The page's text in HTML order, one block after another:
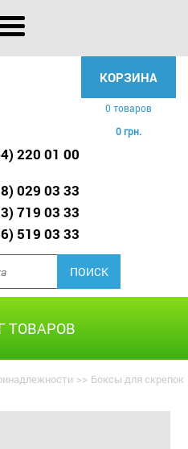
КОРЗИНА
0 товаров
0 грн.
220 01 00
029 03 33
719 03 33
519 03 33
ТОВАРОВ
>> Боксы для скрепок